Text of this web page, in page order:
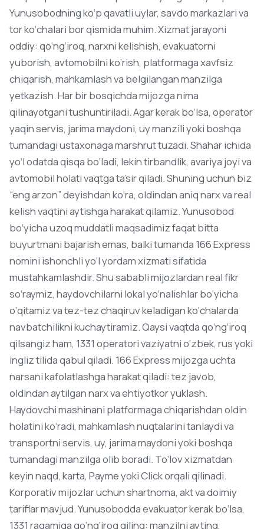
Yunusobodning ko‘p qavatli uylar, savdo markazlari va
tor ko‘chalari bor qismida muhim. Xizmat jarayoni
oddiy: qo‘ng‘iroq, narxni kelishish, evakuatorni
yuborish, avtomobilni ko‘rish, platformaga xavfsiz
chiqarish, mahkamlash va belgilangan manzilga
yetkazish. Har bir bosqichda mijozga nima
qilinayotgani tushuntiriladi. Agar kerak bo‘lsa, operator
yaqin servis, jarima maydoni, uy manzili yoki boshqa
tumandagi ustaxonaga marshrut tuzadi. Shahar ichida
yo‘l odatda qisqa bo‘ladi, lekin tirbandlik, avariya joyi va
avtomobil holati vaqtga ta’sir qiladi. Shuning uchun biz
“eng arzon” deyishdan ko‘ra, oldindan aniq narx va real
kelish vaqtini aytishga harakat qilamiz. Yunusobod
bo‘yicha uzoq muddatli maqsadimiz faqat bitta
buyurtmani bajarish emas, balki tumanda 166 Express
nomini ishonchli yo‘l yordam xizmati sifatida
mustahkamlashdir. Shu sababli mijozlardan real fikr
so‘raymiz, haydovchilarni lokal yo‘nalishlar bo‘yicha
o‘qitamiz va tez-tez chaqiruv keladigan ko‘chalarda
navbatchilikni kuchaytiramiz. Qaysi vaqtda qo‘ng‘iroq
qilsangiz ham, 1331 operatori vaziyatni o‘zbek, rus yoki
ingliz tilida qabul qiladi. 166 Express mijozga uchta
narsani kafolatlashga harakat qiladi: tez javob,
oldindan aytilgan narx va ehtiyotkor yuklash.
Haydovchi mashinani platformaga chiqarishdan oldin
holatini ko‘radi, mahkamlash nuqtalarini tanlaydi va
transportni servis, uy, jarima maydoni yoki boshqa
tumandagi manzilga olib boradi. To‘lov xizmatdan
keyin naqd, karta, Payme yoki Click orqali qilinadi.
Korporativ mijozlar uchun shartnoma, akt va doimiy
tariflar mavjud. Yunusobodda evakuator kerak bo‘lsa,
1331 raqamiga qo‘ng‘iroq qiling: manzilni ayting,